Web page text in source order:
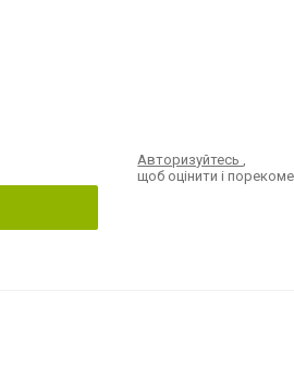
Авторизуйтесь,
щоб оцінити і